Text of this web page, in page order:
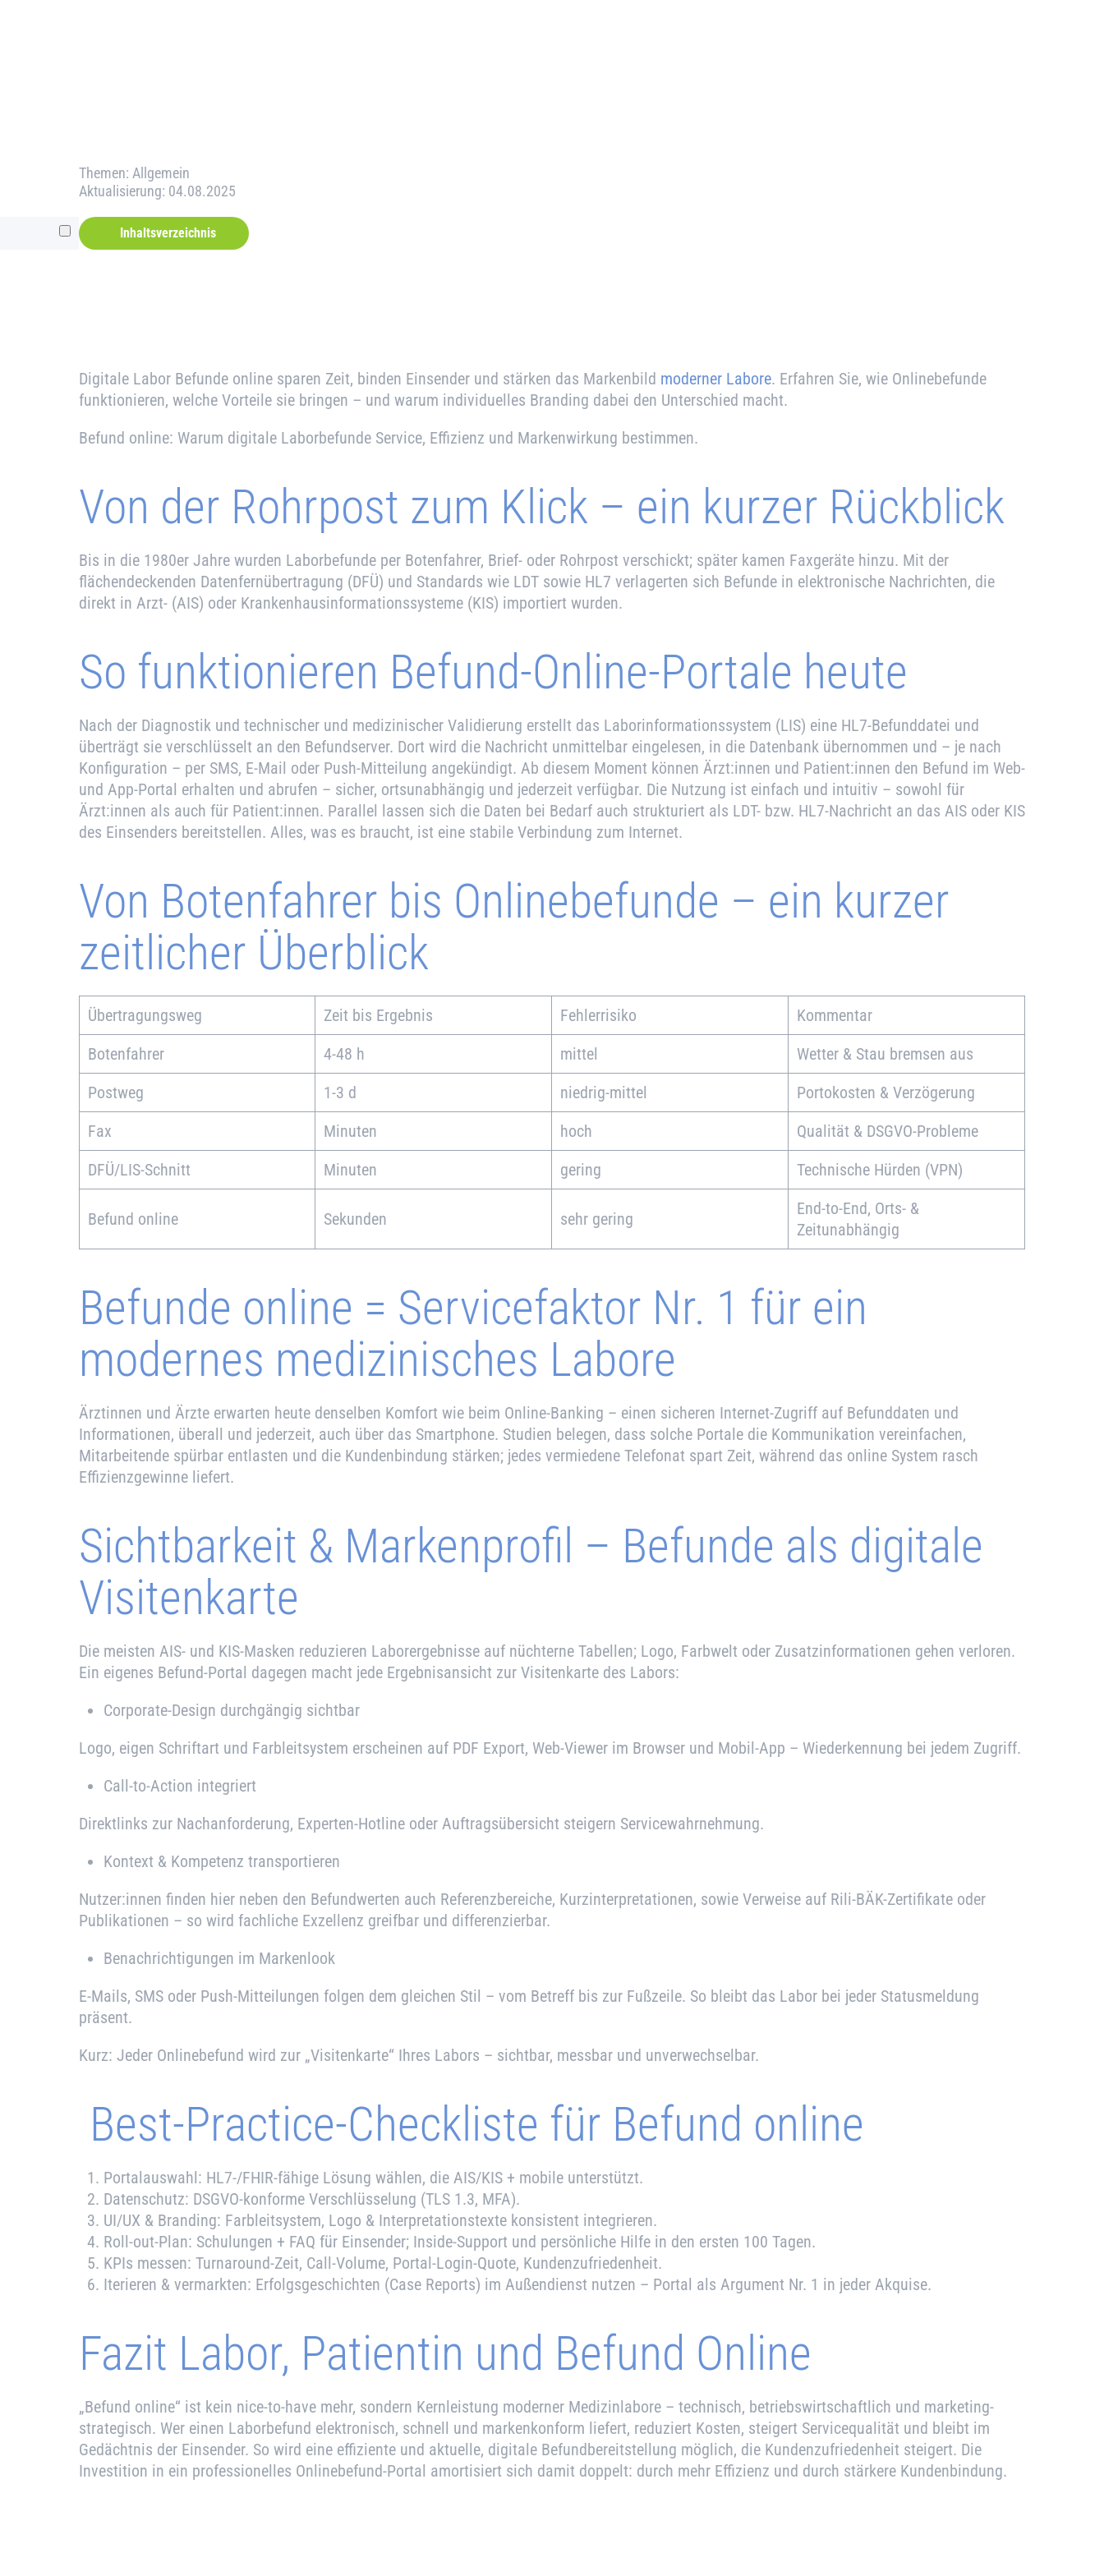
Themen: Allgemein
Aktualisierung: 04.08.2025
Inhaltsverzeichnis
Digitale Labor Befunde online sparen Zeit, binden Einsender und stärken das Markenbild moderner Labore. Erfahren Sie, wie Onlinebefunde
funktionieren, welche Vorteile sie bringen – und warum individuelles Branding dabei den Unterschied macht.
Befund online: Warum digitale Laborbefunde Service, Effizienz und Markenwirkung bestimmen.
Von der Rohrpost zum Klick – ein kurzer Rückblick
Bis in die 1980er Jahre wurden Laborbefunde per Botenfahrer, Brief- oder Rohrpost verschickt; später kamen Faxgeräte hinzu. Mit der
flächendeckenden Datenfernübertragung (DFÜ) und Standards wie LDT sowie HL7 verlagerten sich Befunde in elektronische Nachrichten, die
direkt in Arzt- (AIS) oder Krankenhaus­informationssysteme (KIS) importiert wurden.
So funktionieren Befund-Online-Portale heute
Nach der Diagnostik und technischer und medizinischer Validierung erstellt das Laborinformationssystem (LIS) eine HL7-Befunddatei und
überträgt sie verschlüsselt an den Befundserver. Dort wird die Nachricht unmittelbar eingelesen, in die Datenbank übernommen und – je nach
Konfiguration – per SMS, E-Mail oder Push-Mitteilung angekündigt. Ab diesem Moment können Ärzt:innen und Patient:innen den Befund im Web-
und App-Portal erhalten und abrufen – sicher, ortsunabhängig und jederzeit verfügbar. Die Nutzung ist einfach und intuitiv – sowohl für
Ärzt:innen als auch für Patient:innen. Parallel lassen sich die Daten bei Bedarf auch strukturiert als LDT- bzw. HL7-Nachricht an das AIS oder KIS
des Einsenders bereitstellen. Alles, was es braucht, ist eine stabile Verbindung zum Internet.
Von Botenfahrer bis Onlinebefunde – ein kurzer
zeitlicher Überblick
Übertragungsweg Zeit bis Ergebnis Fehler­risiko
Kommentar
Botenfahrer
4-48 h mittel
Wetter & Stau bremsen aus
Postweg
1-3 d niedrig-mittel
Portokosten & Verzögerung
Fax
Minuten hoch
Qualität & DSGVO-Probleme
DFÜ/LIS-Schnitt
Minuten gering Technische Hürden (VPN)
Befund online Sekunden sehr gering
End-to-End, Orts- &
Zeitunabhängig
Befunde online = Servicefaktor Nr. 1 für ein
modernes medizinisches Labore
Ärztinnen und Ärzte erwarten heute denselben Komfort wie beim Online-Banking – einen sicheren Internet-Zugriff auf Befunddaten und
Informationen, überall und jederzeit, auch über das Smartphone. Studien belegen, dass solche Portale die Kommunikation vereinfachen,
Mitarbeitende spürbar entlasten und die Kundenbindung stärken; jedes vermiedene Telefonat spart Zeit, während das online System rasch
Effizienzgewinne liefert.
Sichtbarkeit & Markenprofil – Befunde als digitale
Visitenkarte
Die meisten AIS- und KIS-Masken reduzieren Laborergebnisse auf nüchterne Tabellen; Logo, Farbwelt oder Zusatzinformationen gehen verloren.
Ein eigenes Befund-Portal dagegen macht jede Ergebnisansicht zur Visitenkarte des Labors:
Corporate-Design durchgängig sichtbar
Logo, eigen Schriftart und Farbleitsystem erscheinen auf PDF Export, Web-Viewer im Browser und Mobil-App – Wieder­kennung bei jedem Zugriff.
Call-to-Action integriert
Direktlinks zur Nachanforderung, Experten-Hotline oder Auftrags­übersicht steigern Service­wahrnehmung.
Kontext & Kompetenz transportieren
Nutzer:innen finden hier neben den Befundwerten auch Referenzbereiche, Kurzinterpretationen, sowie Verweise auf Rili-BÄK-Zertifikate oder
Publikationen – so wird fachliche Exzellenz greifbar und differenzierbar.
Benachrichtigungen im Markenlook
E-Mails, SMS oder Push-Mitteilungen folgen dem gleichen Stil – vom Betreff bis zur Fußzeile. So bleibt das Labor bei jeder Statusmeldung
präsent.
Kurz: Jeder Onlinebefund wird zur „Visitenkarte“ Ihres Labors – sichtbar, messbar und unverwechselbar.
Best-Practice-Checkliste für Befund online
Portalauswahl: HL7-/FHIR-fähige Lösung wählen, die AIS/KIS + mobile unterstützt.
Datenschutz: DSGVO-konforme Verschlüsselung (TLS 1.3, MFA).
UI/UX & Branding: Farbleitsystem, Logo & Interpretations­texte konsistent integrieren.
Roll-out-Plan: Schulungen + FAQ für Einsender; Inside-Support und persönliche Hilfe in den ersten 100 Tagen.
KPIs messen: Turnaround-Zeit, Call-Volume, Portal-Login-Quote, Kundenzufriedenheit.
Iterieren & vermarkten: Erfolgsgeschichten (Case Reports) im Außendienst nutzen – Portal als Argument Nr. 1 in jeder Akquise.
Fazit Labor, Patientin und Befund Online
„Befund online“ ist kein nice-to-have mehr, sondern Kernleistung moderner Medizinlabore – technisch, betriebs­wirtschaftlich und marketing­
strategisch. Wer einen Laborbefund elektronisch, schnell und markenkonform liefert, reduziert Kosten, steigert Servicequalität und bleibt im
Gedächtnis der Einsender. So wird eine effiziente und aktuelle, digitale Befundbereitstellung möglich, die Kundenzufriedenheit steigert. Die
Investition in ein professionelles Onlinebefund-Portal amortisiert sich damit doppelt: durch mehr Effizienz und durch stärkere Kundenbindung.